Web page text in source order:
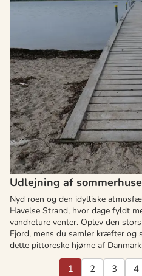
Udlejning af
Nyd roen og den idylliske
Havelse Strand, hvor dage fyldt
vandreture venter. Oplev den
Fjord, mens du samler kræfter og
dette pittoreske hjørne af
1 2 3 4